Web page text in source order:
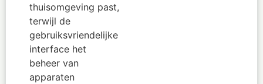
thuisomgeving past,
terwijl de
gebruiksvriendelijke
interface het
beheer van
apparaten